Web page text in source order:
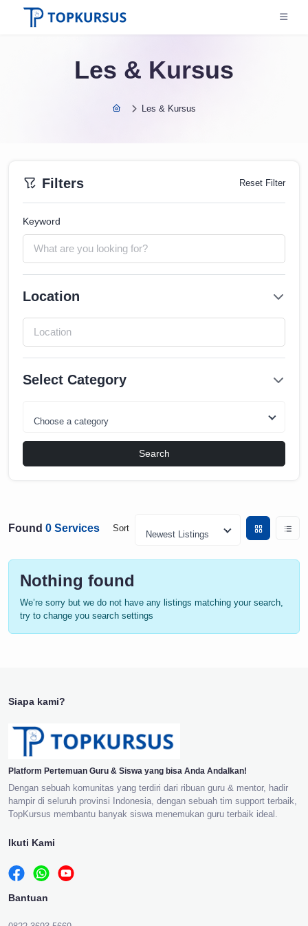
Les & Kursus
Les & Kursus
Filters Reset Filter
Keyword
Location
Select Category
Choose a category
Search
Found 0 Services Sort
Newest Listings
Nothing found
We’re sorry but we do not have any listings matching your search,
try to change you search settings
Siapa kami?
Platform Pertemuan Guru & Siswa yang bisa Anda Andalkan!
Dengan sebuah komunitas yang terdiri dari ribuan guru & mentor, hadir
hampir di seluruh provinsi Indonesia, dengan sebuah tim support terbaik,
TopKursus membantu banyak siswa menemukan guru terbaik ideal.
Ikuti Kami
Bantuan